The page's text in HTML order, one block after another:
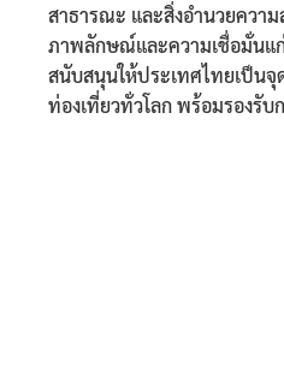
สาธารณะ และสิ่งอำนวยควา
ภาพลักษณ์และความเชื่อมั่นแ
สนับสนุนให้ประเทศไทยเป็น
ท่องเที่ยวทั่วโลก พร้อมรองรับ